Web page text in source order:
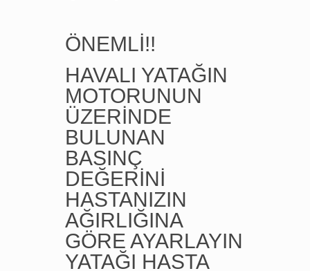
ÖNEMLİ!!
HAVALI YATAĞIN
MOTORUNUN
ÜZERİNDE
BULUNAN
BASINÇ
DEĞERİNİ
HASTANIZIN
AĞIRLIĞINA
GÖRE AYARLAYIN
YATAĞI HASTA